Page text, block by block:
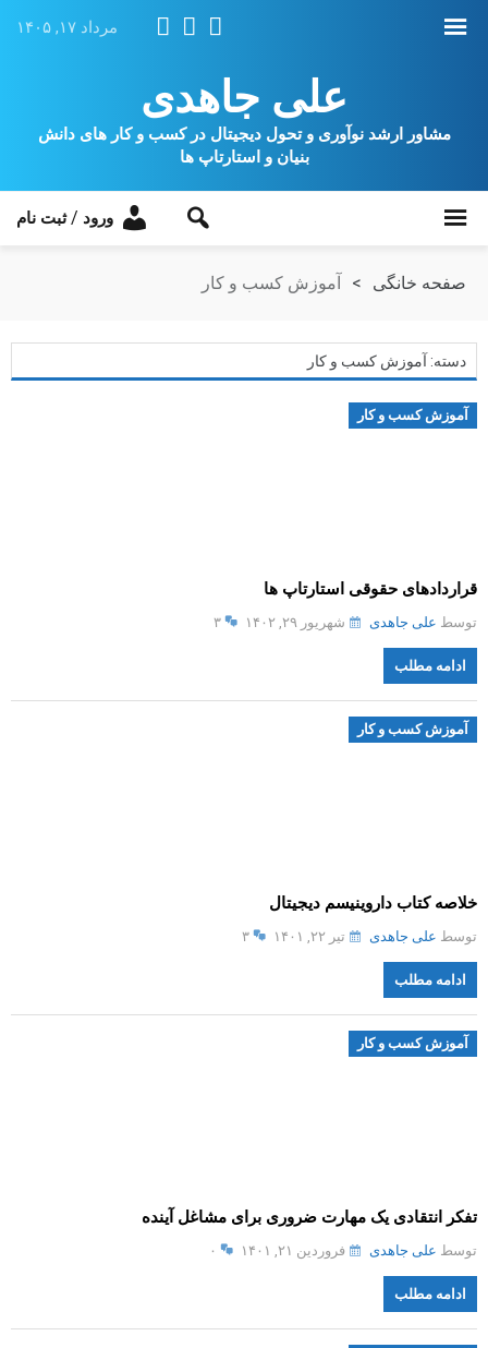
مرداد ۱۷, ۱۴۰۵
علی جاهدی
مشاور ارشد نوآوری و تحول دیجیتال در کسب و کار های دانش
بنیان و استارتاپ ها
ورود /ثبت نام
صفحه خانگی > آموزش کسب و کار
دسته: آموزش کسب و کار
آموزش کسب و کار
قراردادهای حقوقی استارتاپ ها
توسط علی جاهدی شهریور ۲۹, ۱۴۰۲ ۳
ادامه مطلب
آموزش کسب و کار
خلاصه کتاب داروینیسم دیجیتال
توسط علی جاهدی تیر ۲۲, ۱۴۰۱ ۳
ادامه مطلب
آموزش کسب و کار
تفکر انتقادی یک مهارت ضروری برای مشاغل آینده
توسط علی جاهدی فروردین ۲۱, ۱۴۰۱ ۰
ادامه مطلب